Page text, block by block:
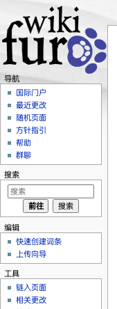
导航
国际门户
最近更改
随机页面
方针指引
帮助
群聊
搜索
编辑
快速创建词条
上传向导
工具
链入页面
相关更改